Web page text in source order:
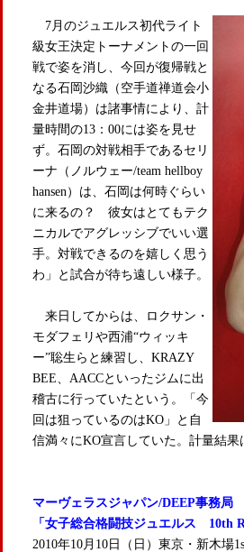
7月のジュエルス初代ライト
級女王決定トーナメントの一回
戦で姿を消し、今回が復帰戦と
なる石岡沙織（空手道禅道会小
金井道場）は諸事情により、計
量時間の13：00には姿を見せ
ず。石岡の対戦相手であるセリ
ーナ（ノルウェー/team hellboy
hansen）は、石岡は何時ぐらい
に来るの？ 彼女はとてもテク
ニカルでアグレッシブでいい選
手。対戦できるのを嬉しく思う
わ」と試合が待ち遠しい様子。
来日してからは、ロクサン・
モダフェリや西浦“ウィッキ
ー”聡生らと練習し、KRAZY
BEE、AACCといったジムに出
稽古に行っていたという。「今
回は狙っているのはKO」と自
信満々にKO宣言していた。計量結果
マーヴェラスジャパン/DEEP事務局
「女子総合格闘技ジュエルス 10th
2010年10月10日（日）東京・新木場